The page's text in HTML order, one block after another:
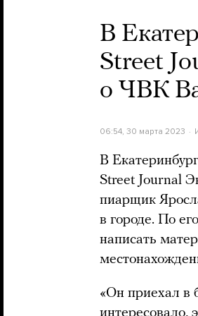
В
Street
о ЧВК
06:54, 30 марта 2023
В
Street Journal
пиарщик
в городе. По
написать
«Он приехал в
интересовало,